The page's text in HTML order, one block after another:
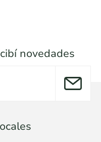
novedades